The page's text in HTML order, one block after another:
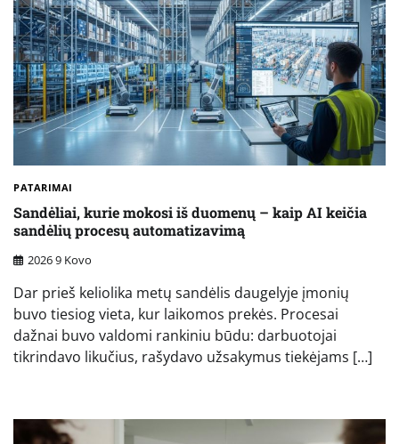
PATARIMAI
Sandėliai, kurie mokosi iš duomenų – kaip AI keičia
sandėlių procesų automatizavimą
2026 9 Kovo
Dar prieš keliolika metų sandėlis daugelyje įmonių
buvo tiesiog vieta, kur laikomos prekės. Procesai
dažnai buvo valdomi rankiniu būdu: darbuotojai
tikrindavo likučius, rašydavo užsakymus tiekėjams […]